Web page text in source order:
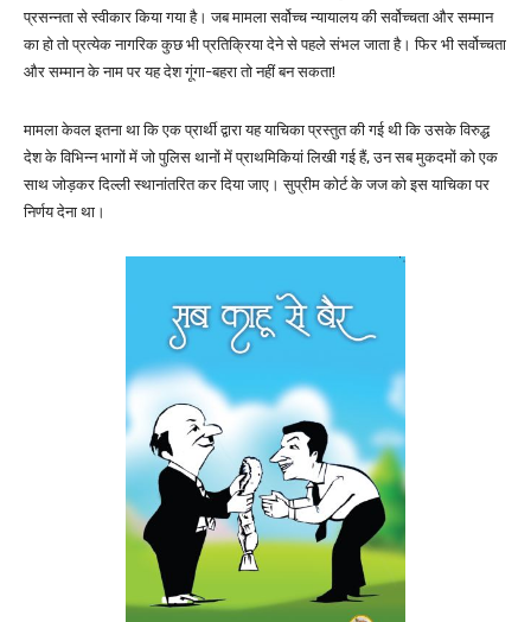
प्रसन्नता से स्वीकार किया गया है। जब मामला सर्वोच्च न्यायालय की सर्वोच्चता और सम्मान
का हो तो प्रत्येक नागरिक कुछ भी प्रतिक्रिया देने से पहले संभल जाता है। फिर भी सर्वोच्चता
और सम्मान के नाम पर यह देश गूंगा-बहरा तो नहीं बन सकता!
मामला केवल इतना था कि एक प्रार्थी द्वारा यह याचिका प्रस्तुत की गई थी कि उसके विरुद्ध
देश के विभिन्न भागों में जो पुलिस थानों में प्राथमिकियां लिखी गई हैं, उन सब मुकदमों को एक
साथ जोड़कर दिल्ली स्थानांतरित कर दिया जाए। सुप्रीम कोर्ट के जज को इस याचिका पर
निर्णय देना था।